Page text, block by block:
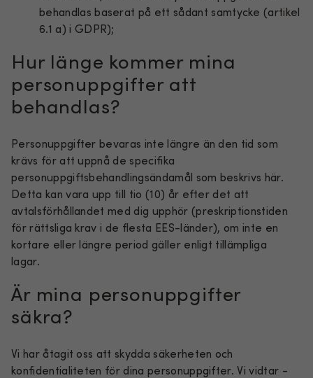
behandlas baserat på ett sådant samtycke (artikel
6.1 a) i GDPR);
Hur länge kommer mina
personuppgifter att
behandlas?
Personuppgifter bevaras inte längre än den tid som
krävs för att uppnå de specifika
personuppgiftsbehandlingsändamål som beskrivs här.
Detta kan vara upp till tio (10) år efter det att
avtalsförhållandet med dig upphör (preskriptionstiden
för rättsliga krav i de flesta EES-länder), om inte en
kortare eller längre period gäller enligt tillämpliga
lagar.
Är mina personuppgifter
säkra?
Vi har åtagit oss att skydda säkerheten och
konfidentialiteten för dina personuppgifter. Vi vidtar -